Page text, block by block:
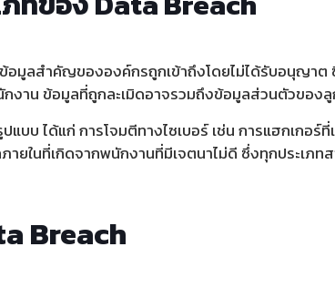
ลสำคัญขององค์กรถูกเข้าถึงโดยไม่ได้รับอนุญาต
าน ข้อมูลที่ถูกละเมิดอาจรวมถึงข้อมูลส่วนตัวของ
บบ ได้แก่ การโจมตีทางไซเบอร์ เช่น การแฮกเกอ
ยในที่เกิดจากพนักงานที่มีเจตนาไม่ดี ซึ่งทุกประเภท
Breach